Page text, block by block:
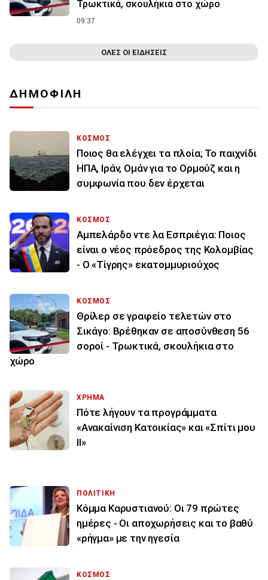
Τρωκτικά, σκουλήκια στο χώρο
09:37
ΟΛΕΣ ΟΙ ΕΙΔΗΣΕΙΣ
ΔΗΜΟΦΙΛΗ
ΚΟΣΜΟΣ
Ποιος θα ελέγχει τα πλοία; Το παιχνίδι
ΗΠΑ, Ιράν, Ομάν για το Ορμούζ και η
συμφωνία που δεν έρχεται
ΚΟΣΜΟΣ
Αμπελάρδο ντε λα Εσπριέγια: Ποιος
είναι ο νέος πρόεδρος της Κολομβίας
- Ο «Τίγρης» εκατομμυριούχος
ΚΟΣΜΟΣ
Θρίλερ σε γραφείο τελετών στο
Σικάγο: Βρέθηκαν σε αποσύνθεση 56
σοροί - Τρωκτικά, σκουλήκια στο
χώρο
ΧΡΗΜΑ
Πότε λήγουν τα προγράμματα
«Ανακαίνιση Κατοικίας» και «Σπίτι μου
ΙΙ»
ΠΟΛΙΤΙΚΗ
Κόμμα Καρυστιανού: Οι 79 πρώτες
ημέρες - Οι αποχωρήσεις και το βαθύ
«ρήγμα» με την ηγεσία
ΚΟΣΜΟΣ